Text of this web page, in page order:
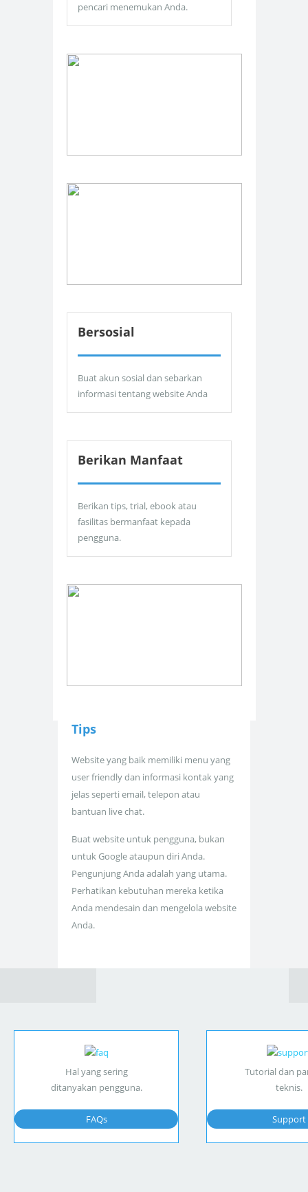
pencari menemukan Anda.
Bersosial
Buat akun sosial dan sebarkan
informasi tentang website Anda
Berikan Manfaat
Berikan tips, trial, ebook atau
fasilitas bermanfaat kepada
pengguna.
Tips
Website yang baik memiliki menu yang
user friendly dan informasi kontak yang
jelas seperti email, telepon atau
bantuan live chat.
Buat website untuk pengguna, bukan
untuk Google ataupun diri Anda.
Pengunjung Anda adalah yang utama.
Perhatikan kebutuhan mereka ketika
Anda mendesain dan mengelola website
Anda.
Hal yang sering
ditanyakan pengguna.
FAQs
Tutorial dan
teknis.
Support